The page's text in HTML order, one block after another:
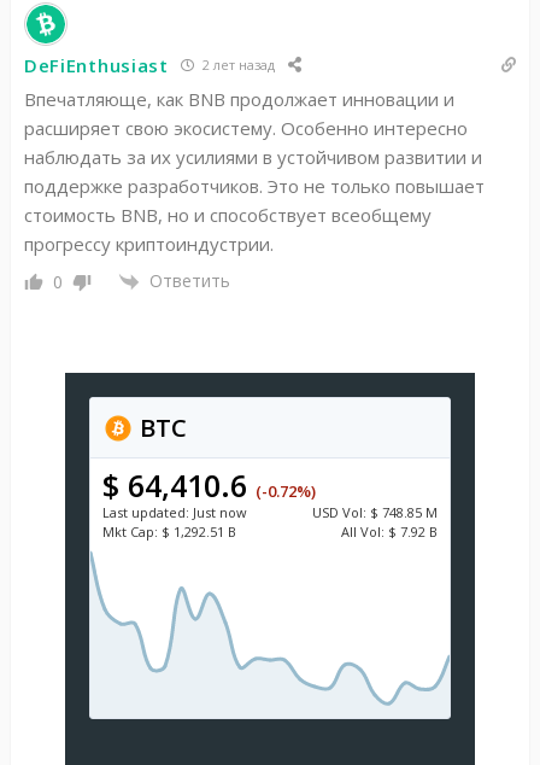
DeFiEnthusiast 2 лет назад
Впечатляюще, как BNB продолжает инновации и
расширяет свою экосистему. Особенно интересно
наблюдать за их усилиями в устойчивом развитии и
поддержке разработчиков. Это не только повышает
стоимость BNB, но и способствует всеобщему
прогрессу криптоиндустрии.
0 Ответить
BTC
$ 64,410.6 (-0.72%)
Last updated: Just now USD Vol: $ 748.85 M
Mkt Cap: $ 1,292.51 B All Vol: $ 7.92 B